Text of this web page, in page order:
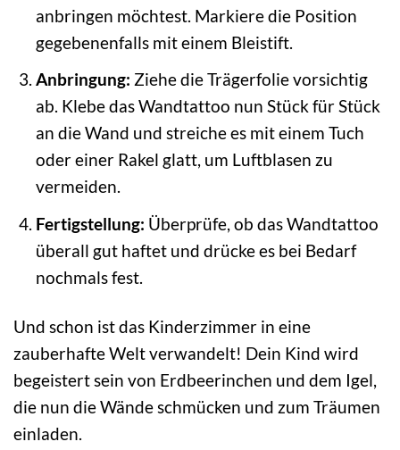
anbringen möchtest. Markiere die Position
gegebenenfalls mit einem Bleistift.
Anbringung: Ziehe die Trägerfolie vorsichtig
ab. Klebe das Wandtattoo nun Stück für Stück
an die Wand und streiche es mit einem Tuch
oder einer Rakel glatt, um Luftblasen zu
vermeiden.
Fertigstellung: Überprüfe, ob das Wandtattoo
überall gut haftet und drücke es bei Bedarf
nochmals fest.
Und schon ist das Kinderzimmer in eine
zauberhafte Welt verwandelt! Dein Kind wird
begeistert sein von Erdbeerinchen und dem Igel,
die nun die Wände schmücken und zum Träumen
einladen.